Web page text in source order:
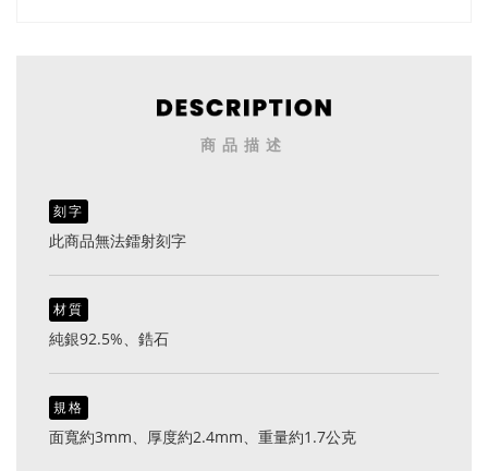
商品描述
刻字
此商品無法鐳射刻字
材質
純銀92.5%、鋯石
規格
面寬約3mm、厚度約2.4mm、重量約1.7公克